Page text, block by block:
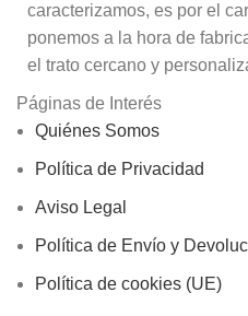
caracterizamos, es por el
ponemos a la hora de
el trato cercano y
Páginas de Interés
Quiénes Somos
Política de Privacidad
Aviso Legal
Política de Envío y
Política de cookies (UE)